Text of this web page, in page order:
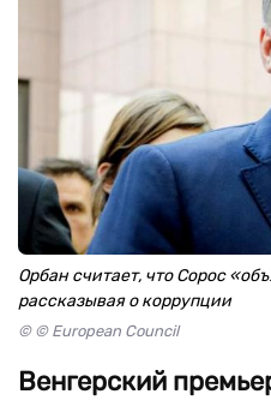
Орбан считает, что Сорос
рассказывая о коррупции
© © European Council
Венгерский